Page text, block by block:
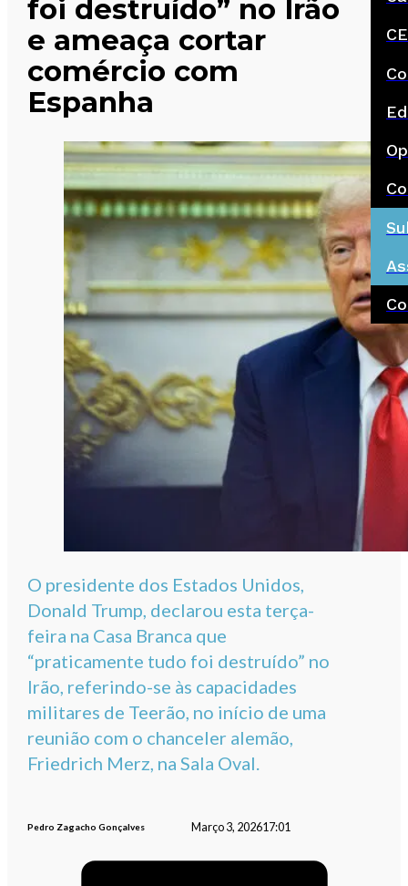
foi destruído” no Irão
e ameaça cortar
comércio com
Espanha
O presidente dos Estados Unidos,
Donald Trump, declarou esta terça-
feira na Casa Branca que
“praticamente tudo foi destruído” no
Irão, referindo-se às capacidades
militares de Teerão, no início de uma
reunião com o chanceler alemão,
Friedrich Merz, na Sala Oval.
Pedro Zagacho Gonçalves Março 3, 202617:01